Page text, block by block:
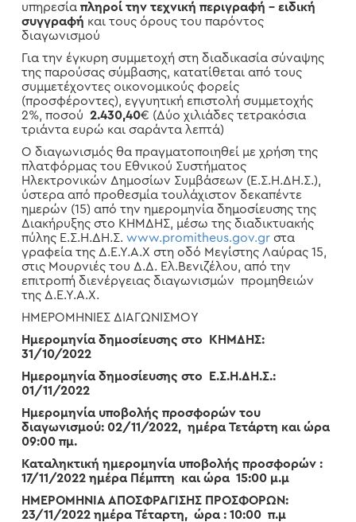
υπηρεσία πληροί την τεχνική περιγραφή – ειδική
συγγραφή και τους όρους του παρόντος
διαγωνισμού
Για την έγκυρη συμμετοχή στη διαδικασία σύναψης
της παρούσας σύμβασης, κατατίθεται από τους
συμμετέχοντες οικονομικούς φορείς
(προσφέροντες), εγγυητική επιστολή συμμετοχής
2%, ποσού 2.430,40€ (Δύο χιλιάδες τετρακόσια
τριάντα ευρώ και σαράντα λεπτά)
Ο διαγωνισμός θα πραγματοποιηθεί με χρήση της
πλατφόρμας του Εθνικού Συστήματος
Ηλεκτρονικών Δημοσίων Συμβάσεων (Ε.Σ.Η.ΔΗ.Σ.),
ύστερα από προθεσμία τουλάχιστον δεκαπέντε
ημερών (15) από την ημερομηνία δημοσίευσης της
Διακήρυξης στο ΚΗΜΔΗΣ, μέσω της διαδικτυακής
πύλης Ε.Σ.Η.ΔΗ.Σ. www.promitheus.gov.grστα
γραφεία της Δ.Ε.Υ.Α.Χ στη οδό Μεγίστης Λαύρας 15,
στις Μουρνιές του Δ.Δ. Ελ.Βενιζέλου, από την
επιτροπή διενέργειας διαγωνισμών προμηθειών
της Δ.Ε.Υ.Α.Χ.
ΗΜΕΡΟΜΗΝΙΕΣ ΔΙΑΓΩΝΙΣΜΟΥ
Ημερομηνία δημοσίευσης στο ΚΗΜΔΗΣ:
31/10/2022
Ημερομηνία δημοσίευσης στο Ε.Σ.Η.ΔΗ.Σ.:
01/11/2022
Ημερομηνία υποβολής προσφορών του
διαγωνισμού: 02/11/2022, ημέρα Τετάρτη και ώρα
09:00 πμ.
Καταληκτική ημερομηνία υποβολής προσφορών :
17/11/2022 ημέρα Πέμπτη και ώρα 15:00 μ.μ
ΗΜΕΡΟΜΗΝΙΑ ΑΠΟΣΦΡΑΓΙΣΗΣ ΠΡΟΣΦΟΡΩΝ:
23/11/2022 ημέρα Τέταρτη, ώρα : 10:00 π.μ